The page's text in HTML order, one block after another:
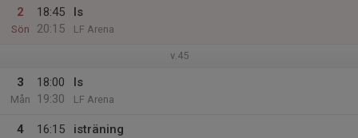
2
Sön
18:45
20:15
Is
LF Arena
v.45
3
Mån
18:00
19:30
Is
LF Arena
4
16:15
isträning